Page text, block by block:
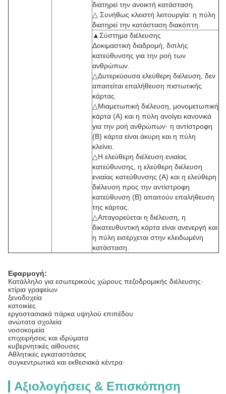
διατηρεί την ανοικτή κατάσταση.
△ Συνήθως κλειστή λειτουργία: η πύλη
διατηρεί την κατάσταση διακόπτη.
▲Σύστημα διέλευσης
Δοκιμαστική διαδρομή, διπλής
κατεύθυνσης για την ροή των
ανθρώπων.
△Δυτερεύουσα ελεύθερη διέλευση, δεν
απαιτείται επαλήθευση πιστωτικής
κάρτας.
△Μιαμετωπική διέλευση, μονομετωπική
κάρτα (Α) και η πύλη ανοίγει κανονικά
για την ροή ανθρώπων· η αντίστροφη
(Β) κάρτα είναι άκυρη και η πύλη
κλείνει.
△Η ελεύθερη διέλευση ενιαίας
κατεύθυνσης, η ελεύθερη διέλευση
ενιαίας κατεύθυνσης (A) και η ελεύθερη
διέλευση προς την αντίστροφη
κατεύθυνση (B) απαιτούν επαλήθευση
της κάρτας.
△Απαγορεύεται η διέλευση, η
δικατευθυντική κάρτα είναι ανενεργή και
η πύλη εισέρχεται στην κλειδωμένη
κατάσταση.
Εφαρμογή:
Κατάλληλο για εσωτερικούς χώρους πεζοδρομικής διέλευσης·
κτίρια γραφείων
ξενοδοχεία
κατοικίες
εργοστασιακά πάρκα υψηλού επιπέδου
ανώτατα σχολεία
νοσοκομεία
επιχειρήσεις και ιδρύματα
κυβερνητικές αίθουσες
Αθλητικές εγκαταστάσεις
συγκεντρωτικά και εκθεσιακά κέντρα·
Αξιολογήσεις & Επισκόπηση